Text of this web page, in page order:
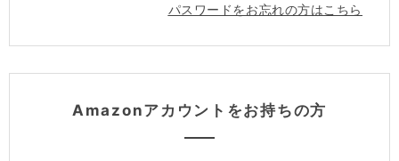
パスワードをお忘れの方はこちら
Amazonアカウントをお持ちの方